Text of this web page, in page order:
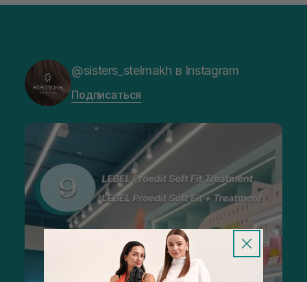
@sisters_stelmakh в Instagram
Подписаться